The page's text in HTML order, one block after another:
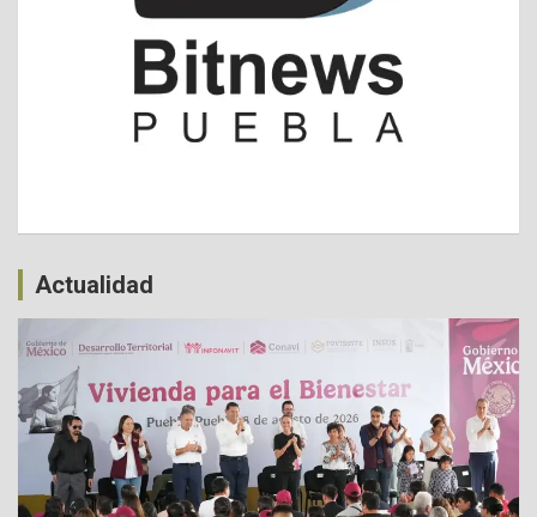
Actualidad